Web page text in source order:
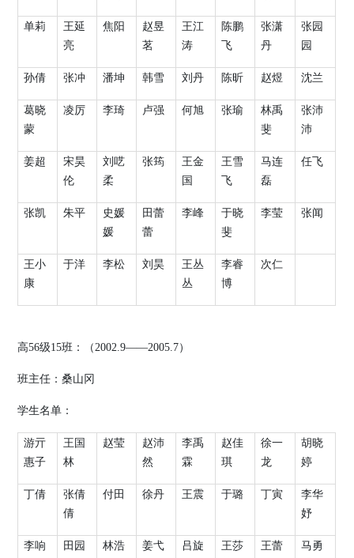
单莉
王延
亮
焦阳
赵昱
茗
王江
涛
陈鹏
飞
张潇
丹
张园
园
孙倩 张冲 潘坤 韩雪 刘丹 陈昕 赵煜 沈兰
葛晓
蒙
凌厉 李琦 卢强 何旭 张瑜
林禹
斐
张沛
沛
姜超
宋昊
伦
刘呓
柔
张筠
王金
国
王雪
飞
马连
磊
任飞
张凯 朱平
史媛
媛
田蕾
蕾
李峰
于晓
斐
李莹 张闻
王小
康
于洋 李松 刘昊
王丛
丛
李睿
博
次仁
高56级15班：（2002.9——2005.7）
班主任：桑山冈
学生名单：
游亓
惠子
王国
林
赵莹
赵沛
然
李禹
霖
赵佳
琪
徐一
龙
胡晓
婷
丁倩
张倩
倩
付田 徐丹 王震 于璐 丁寅
李华
妤
李响 田园 林浩 姜弋 吕旋
王莎
王蕾
马勇